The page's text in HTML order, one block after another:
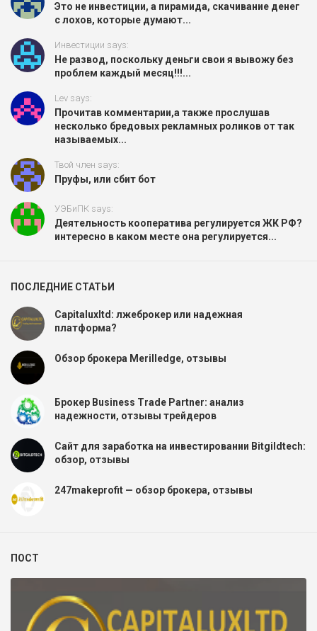
Это не инвестиции, а пирамида, скачивание денег
с лохов, которые думают...
Инвестиции says:
Не развод, поскольку деньги свои я вывожу без
проблем каждый месяц!!!...
Lev says:
Прочитав комментарии,а также прослушав
несколько бредовых рекламных роликов от так
называемых...
Твой член says:
Пруфы, или сбит бот
УЭБиПК says:
Деятельность кооператива регулируется ЖК РФ?
интересно в каком месте она регулируется...
ПОСЛЕДНИЕ СТАТЬИ
Capitaluxltd: лжеброкер или надежная
платформа?
Обзор брокера Merilledge, отзывы
Брокер Business Trade Partner: анализ
надежности, отзывы трейдеров
Сайт для заработка на инвестировании Bitgildtech:
обзор, отзывы
247makeprofit — обзор брокера, отзывы
ПОСТ